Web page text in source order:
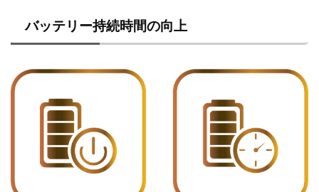
バッテリー持続時間の向上